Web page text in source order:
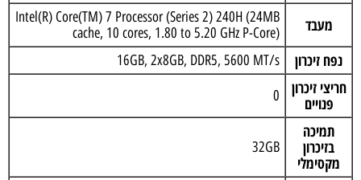
מעבד
Intel(R) Core(TM) 7 Processor (Series 2) 240H (24MB
cache, 10 cores, 1.80 to 5.20 GHz P-Core)
נפח זיכרון 16GB, 2x8GB, DDR5, 5600 MT/s
חריצי זיכרון
פנויים
0
תמיכה
בזיכרון
מקסימלי
32GB